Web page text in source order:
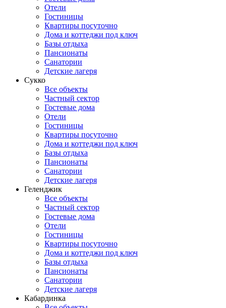
Отели
Гостиницы
Квартиры посуточно
Дома и коттеджи под ключ
Базы отдыха
Пансионаты
Санатории
Детские лагеря
Сукко
Все объекты
Частный сектор
Гостевые дома
Отели
Гостиницы
Квартиры посуточно
Дома и коттеджи под ключ
Базы отдыха
Пансионаты
Санатории
Детские лагеря
Геленджик
Все объекты
Частный сектор
Гостевые дома
Отели
Гостиницы
Квартиры посуточно
Дома и коттеджи под ключ
Базы отдыха
Пансионаты
Санатории
Детские лагеря
Кабардинка